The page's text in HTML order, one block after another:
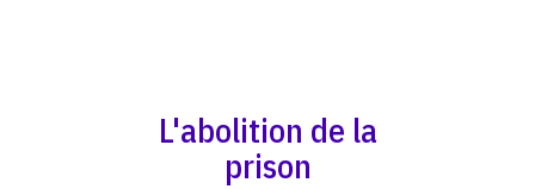
L'abolition de la
prison